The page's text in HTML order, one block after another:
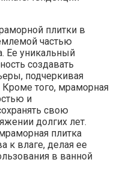
плитки в
частью
Ее уникальный
создавать
подчеркивая
Кроме того, мраморная
и
свою
долгих лет.
плитка
к влаге, делая ее
в ванной